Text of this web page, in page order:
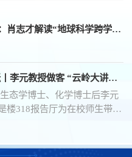
博士讲坛第四讲开讲：肖志才解读“地球科学跨学科融合发展”
云岭大讲堂·丽师讲坛丨李元教授做客 “云岭大讲堂·丽师讲坛”
态学博士、化学博士后李元
楼318报告厅为在校师生带来
。讲座由科技处副处长邢维
师生代表参与聆听。讲座中，